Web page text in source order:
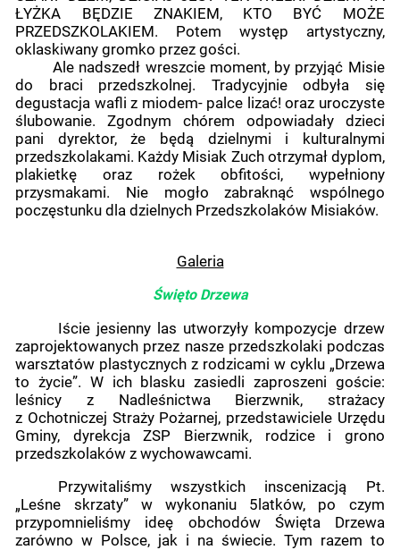
ŁYŻKA BĘDZIE ZNAKIEM, KTO BYĆ MOŻE
PRZEDSZKOLAKIEM. Potem występ artystyczny,
oklaskiwany gromko przez gości.
Ale nadszedł wreszcie moment, by przyjąć Misie
do braci przedszkolnej. Tradycyjnie odbyła się
degustacja wafli z miodem- palce lizać! oraz uroczyste
ślubowanie. Zgodnym chórem odpowiadały dzieci
pani dyrektor, że będą dzielnymi i kulturalnymi
przedszkolakami. Każdy Misiak Zuch otrzymał dyplom,
plakietkę oraz rożek obfitości, wypełniony
przysmakami. Nie mogło zabraknąć wspólnego
poczęstunku dla dzielnych Przedszkolaków Misiaków.
Galeria
Święto Drzewa
Iście jesienny las utworzyły kompozycje drzew
zaprojektowanych przez nasze przedszkolaki podczas
warsztatów plastycznych z rodzicami w cyklu „Drzewa
to życie”. W ich blasku zasiedli zaproszeni goście:
leśnicy z Nadleśnictwa Bierzwnik, strażacy
z Ochotniczej Straży Pożarnej, przedstawiciele Urzędu
Gminy, dyrekcja ZSP Bierzwnik, rodzice i grono
przedszkolaków z wychowawcami.
Przywitaliśmy wszystkich inscenizacją Pt.
„Leśne skrzaty” w wykonaniu 5latków, po czym
przypomnieliśmy ideę obchodów Święta Drzewa
zarówno w Polsce, jak i na świecie. Tym razem to